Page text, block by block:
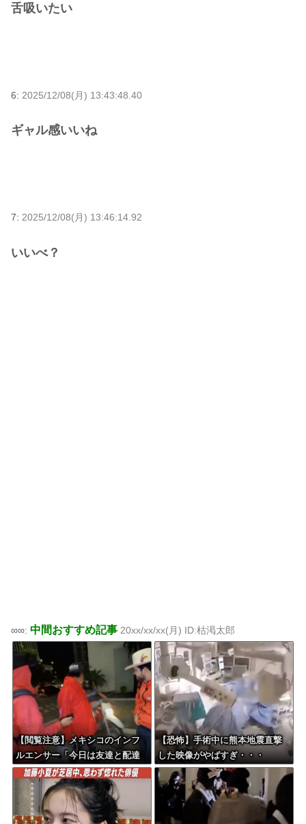
舌吸いたい
6: 2025/12/08(月) 13:43:48.40
ギャル感いいね
7: 2025/12/08(月) 13:46:14.92
いいべ？
∞∞: 中間おすすめ記事 20xx/xx/xx(月) ID:枯渇太郎
【閲覧注意】メキシコのインフ
ルエンサー「今日は友達と配達
員のアルバイトを体験してみる
よ！！」←結果・・・
【恐怖】手術中に熊本地震直撃
した映像がやばすぎ・・・